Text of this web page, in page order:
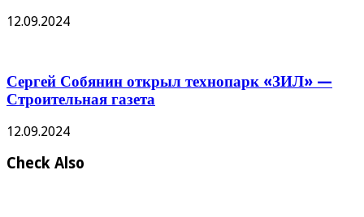
12.09.2024
Сергей Собянин открыл технопарк «ЗИЛ» —
Строительная газета
12.09.2024
Check Also